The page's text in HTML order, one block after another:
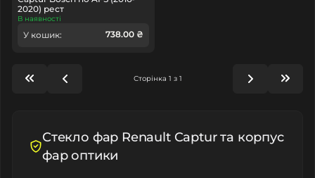
2020) рест
В наявності
У кошик: 738.00 ₴
Сторінка 1 з 1
Стекло фар Renault Captur та корпус
фар оптики